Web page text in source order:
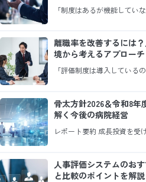
「制度はあるが機能してい
離職率を改善するには
境から考えるアプローチ
「評価制度は導入している
骨太方針2026＆令和8
解く今後の病院経営
レポート要約 成長投資を受
人事評価システムのお
と比較のポイントを解説